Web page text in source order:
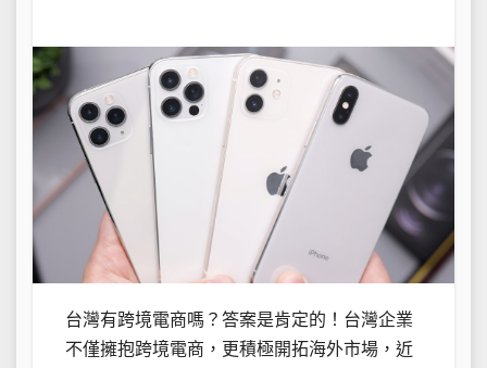
台灣有跨境電商嗎？答案是肯定的！台灣企業
不僅擁抱跨境電商，更積極開拓海外市場，近